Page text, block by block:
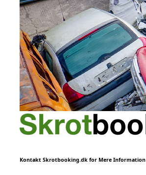
Kontakt Skrotbooking.dk for Mere Information